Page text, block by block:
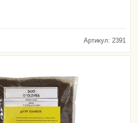
Артикул: 2391